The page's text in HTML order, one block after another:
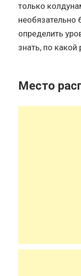
только
необязательно
определить
знать, по
Место